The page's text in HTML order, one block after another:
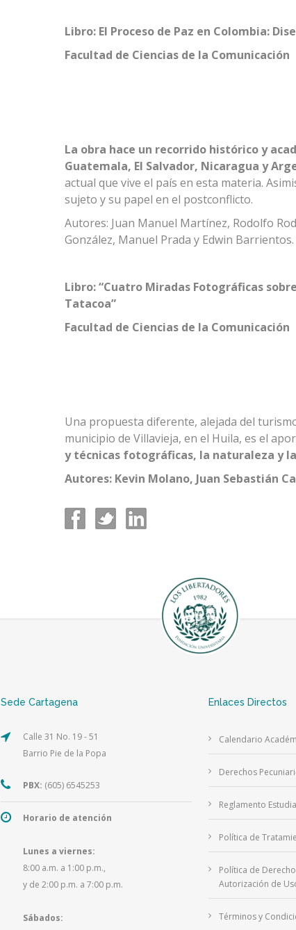
Libro: El Proceso de Paz en Colombia:
Facultad de Ciencias de la Comunicación
La obra hace un recorrido histórico y
Guatemala, El Salvador, Nicaragua y
actual que vive el país en esta materia.
sujeto y su papel en el postconflicto.
Autores: Juan Manuel Martínez, Rodolfo
González, Manuel Prada y Edwin
Libro: “Cuatro Miradas Fotográficas
Tatacoa”
Facultad de Ciencias de la Comunicación
Una propuesta diferente, alejada del
municipio de Villavieja, en el Huila, es el
y técnicas fotográficas, la naturaleza y
Autores: Kevin Molano, Juan Sebastián
Sede Cartagena
Calle 31 No. 19 - 51
Barrio Pie de la Popa
PBX: (605) 6545253
Horario de atención
Lunes a viernes:
8:00 a.m. a 1:00 p.m.,
y de 2:00 p.m. a 7:00 p.m.
Sábados:
Enlaces Directos
Calendario
Derechos
Reglamento
Política de
Política de
Autorización de
Términos y